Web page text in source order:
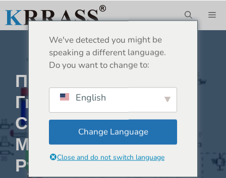
содержимому
Принцип Работы
Гидравлической
Системы Гибочных
Машин — Подробное
Руководство
We've detected you might be
speaking a different language.
Do you want to change to:
English
Change Language
Close and do not switch language